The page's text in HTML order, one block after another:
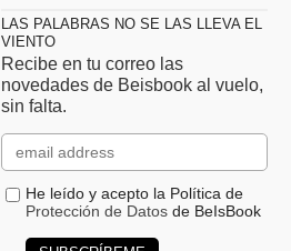
LAS PALABRAS NO SE LAS LLEVA EL
VIENTO
Recibe en tu correo las
novedades de Beisbook al vuelo,
sin falta.
He leído y acepto la Política de
Protección de Datos de BeIsBook